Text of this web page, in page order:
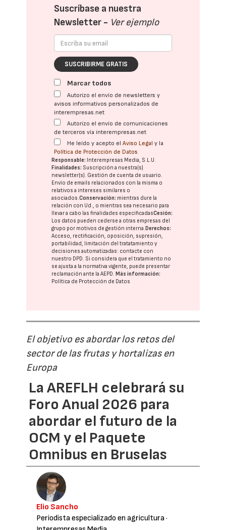
Suscríbase a nuestra
Newsletter - Ver ejemplo
SUSCRIBIRME GRATIS
Marcar todos
Autorizo el envío de newsletters y
avisos informativos personalizados de
interempresas.net
Autorizo el envío de comunicaciones
de terceros vía interempresas.net
He leído y acepto elAviso Legal y la
Política de Protección de Datos
Responsable: Interempresas Media, S.L.U.
Finalidades: Suscripción a nuestra(s)
newsletter(s). Gestión de cuenta de usuario.
Envío de emails relacionados con la misma o
relativos a intereses similares o
asociados.Conservación: mientras dure la
relación con Ud., o mientras sea necesario para
llevar a cabo las finalidades especificadasCesión:
Los datos pueden cederse a otras empresas del
grupo por motivos de gestión interna. Derechos:
Acceso, rectificación, oposición, supresión,
portabilidad, limitación del tratatamiento y
decisiones automatizadas: contacte con
nuestro DPD. Si considera que el tratamiento no
se ajusta a la normativa vigente, puede presentar
reclamación ante laAEPD. Más información:
Política de Protección de Datos
El objetivo es abordar los retos del
sector de las frutas y hortalizas en
Europa
La AREFLH celebrará su
Foro Anual 2026 para
abordar el futuro de la
OCM y el Paquete
Omnibus en Bruselas
Elio Sancho
Periodista especializado en agricultura·